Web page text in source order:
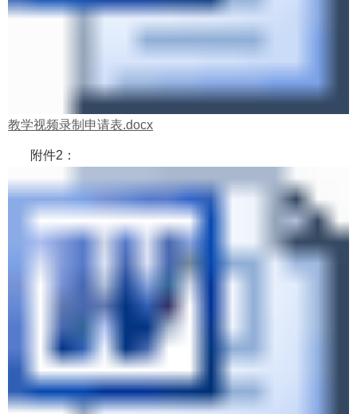
教学视频录制申请表.docx
附件2：